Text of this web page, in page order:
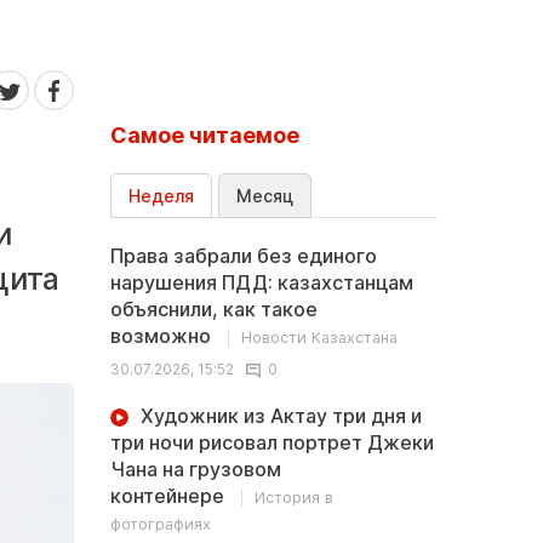
Самое читаемое
Неделя Месяц
Права забрали без единого
нарушения ПДД: казахстанцам
объяснили, как такое
возможно
Новости Казахстана
30.07.2026, 15:52
0
Художник из Актау три дня и
три ночи рисовал портрет Джеки
Чана на грузовом
контейнере
История в
фотографиях